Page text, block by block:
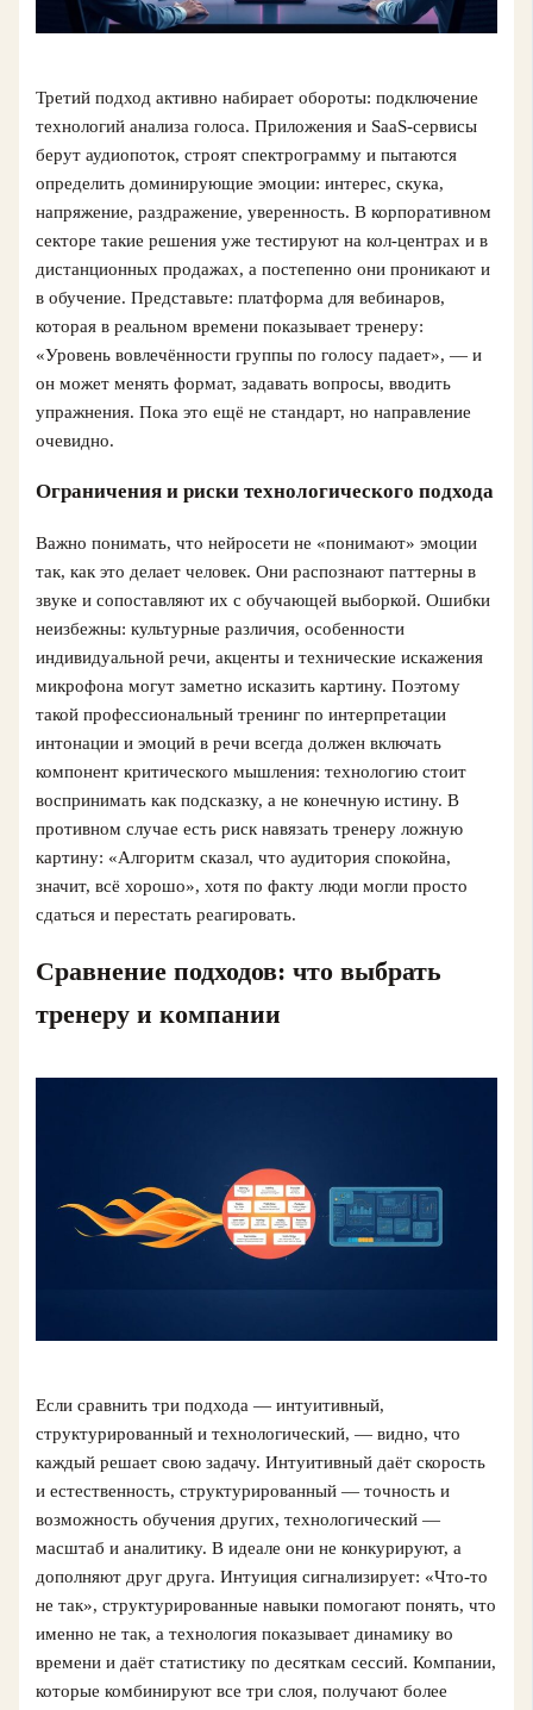
Третий подход активно набирает обороты: подключение
технологий анализа голоса. Приложения и SaaS‑сервисы
берут аудиопоток, строят спектрограмму и пытаются
определить доминирующие эмоции: интерес, скука,
напряжение, раздражение, уверенность. В корпоративном
секторе такие решения уже тестируют на кол-центрах и в
дистанционных продажах, а постепенно они проникают и
в обучение. Представьте: платформа для вебинаров,
которая в реальном времени показывает тренеру:
«Уровень вовлечённости группы по голосу падает», — и
он может менять формат, задавать вопросы, вводить
упражнения. Пока это ещё не стандарт, но направление
очевидно.
Ограничения и риски технологического подхода
Важно понимать, что нейросети не «понимают» эмоции
так, как это делает человек. Они распознают паттерны в
звуке и сопоставляют их с обучающей выборкой. Ошибки
неизбежны: культурные различия, особенности
индивидуальной речи, акценты и технические искажения
микрофона могут заметно исказить картину. Поэтому
такой профессиональный тренинг по интерпретации
интонации и эмоций в речи всегда должен включать
компонент критического мышления: технологию стоит
воспринимать как подсказку, а не конечную истину. В
противном случае есть риск навязать тренеру ложную
картину: «Алгоритм сказал, что аудитория спокойна,
значит, всё хорошо», хотя по факту люди могли просто
сдаться и перестать реагировать.
Сравнение подходов: что выбрать
тренеру и компании
Если сравнить три подхода — интуитивный,
структурированный и технологический, — видно, что
каждый решает свою задачу. Интуитивный даёт скорость
и естественность, структурированный — точность и
возможность обучения других, технологический —
масштаб и аналитику. В идеале они не конкурируют, а
дополняют друг друга. Интуиция сигнализирует: «Что-то
не так», структурированные навыки помогают понять, что
именно не так, а технология показывает динамику во
времени и даёт статистику по десяткам сессий. Компании,
которые комбинируют все три слоя, получают более